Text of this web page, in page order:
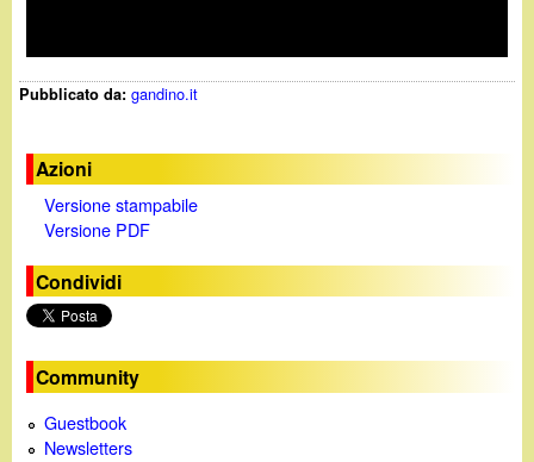
i
y
Pubblicato da:gandino.it
Azioni
Versione stampabile
Versione PDF
Condividi
Community
Guestbook
Newsletters